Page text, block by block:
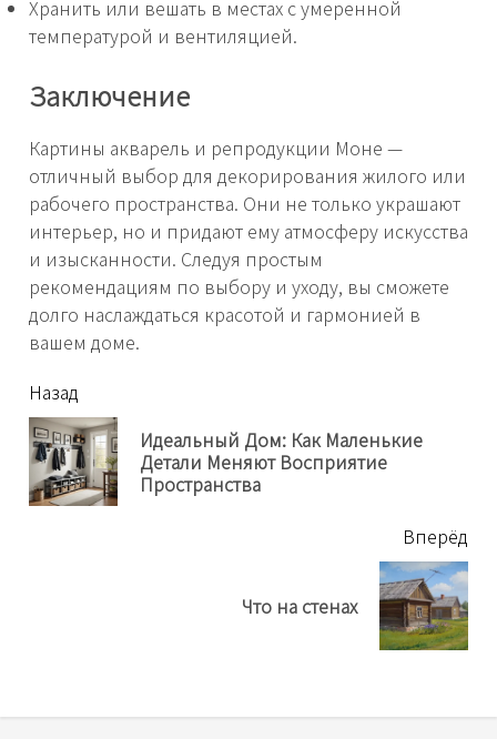
Хранить или вешать в местах с умеренной
температурой и вентиляцией.
Заключение
Картины акварель и репродукции Моне —
отличный выбор для декорирования жилого или
рабочего пространства. Они не только украшают
интерьер, но и придают ему атмосферу искусства
и изысканности. Следуя простым
рекомендациям по выбору и уходу, вы сможете
долго наслаждаться красотой и гармонией в
вашем доме.
читать
еще
Назад
Идеальный Дом: Как Маленькие
Детали Меняют Восприятие
Пространства
Вперёд
Что на стенах